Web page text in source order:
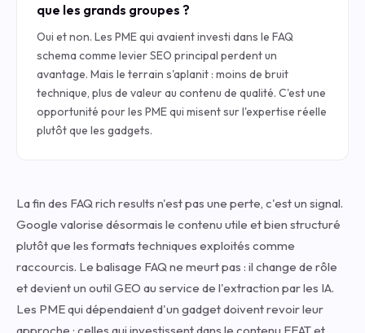
que les grands groupes ?
Oui et non. Les PME qui avaient investi dans le FAQ
schema comme levier SEO principal perdent un
avantage. Mais le terrain s'aplanit : moins de bruit
technique, plus de valeur au contenu de qualité. C'est une
opportunité pour les PME qui misent sur l'expertise réelle
plutôt que les gadgets.
La fin des FAQ rich results n'est pas une perte, c'est un signal.
Google valorise désormais le contenu utile et bien structuré
plutôt que les formats techniques exploités comme
raccourcis. Le balisage FAQ ne meurt pas : il change de rôle
et devient un outil GEO au service de l'extraction par les IA.
Les PME qui dépendaient d'un gadget doivent revoir leur